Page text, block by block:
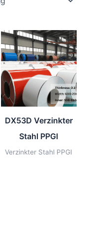
DX53D Verzinkter
Stahl PPGI
Verzinkter Stahl PPGI